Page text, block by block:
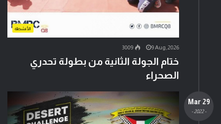
الأنشطة
9 Aug,2026
3009
ختام الجولة الثانية من بطولة تحدري
الصحراء
29 Mar
- 2022 -